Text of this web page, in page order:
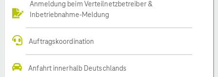
Anmeldung beim Verteilnetzbetreiber &
Inbetriebnahme-Meldung
Auftragskoordination
Anfahrt innerhalb Deutschlands